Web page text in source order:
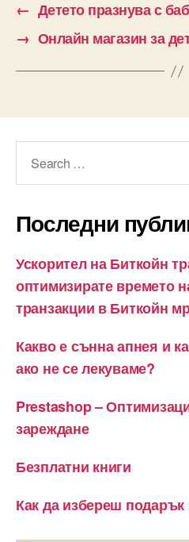
← Детето празнува с
→ Онлайн магазин за
Последни
Ускорител на Биткойн
оптимизирате времето
транзакции в Биткойн
Какво е сънна апнея и
ако не се лекуваме?
Prestashop –
зареждане
Безплатни книги
Как да избереш